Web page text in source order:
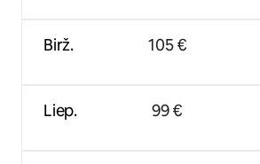
Birž.
Liep.
105 €
99 €